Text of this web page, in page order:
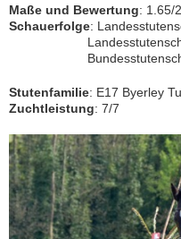
Maße und Bewertung: 1.65/
Schauerfolge:
Landesstutenschau
Bundesstutenschau
Stutenfamilie: E17 Byerley
Zuchtleistung: 7/7